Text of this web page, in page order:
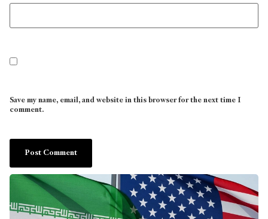
Save my name, email, and website in this browser for the next time I
comment.